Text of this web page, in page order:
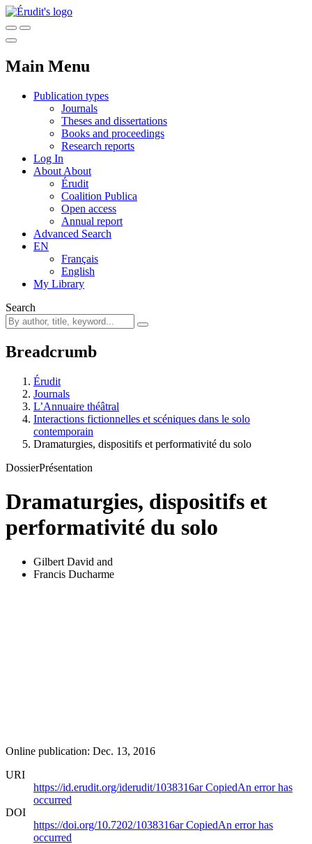
Main Menu
Publication types
Journals
Theses and dissertations
Books and proceedings
Research reports
Log In
About About
Érudit
Coalition Publica
Open access
Annual report
Advanced Search
EN
Français
English
My Library
Search
Breadcrumb
Érudit
Journals
L’Annuaire théâtral
Interactions fictionnelles et scéniques dans le solo
contemporain
Dramaturgies, dispositifs et performativité du solo
DossierPrésentation
Dramaturgies, dispositifs et
performativité du solo
Gilbert David and
Francis Ducharme
Online publication: Dec. 13, 2016
URI
https://id.erudit.org/iderudit/1038316arCopiedAn error has
occurred
DOI
https://doi.org/10.7202/1038316arCopiedAn error has
occurred